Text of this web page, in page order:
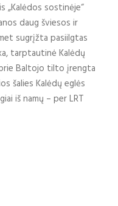
„Kalėdos sostinėje“
daug šviesos ir
sugrįžta pasiilgtas
tarptautinė Kalėdų
Baltojo tilto įrengta
šalies Kalėdų eglės
iš namų – per LRT